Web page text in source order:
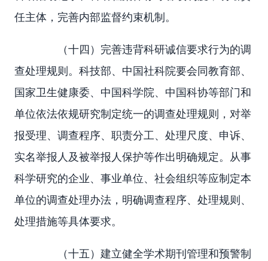
任主体，完善内部监督约束机制。
（十四）完善违背科研诚信要求行为的调
查处理规则。科技部、中国社科院要会同教育部、
国家卫生健康委、中国科学院、中国科协等部门和
单位依法依规研究制定统一的调查处理规则，对举
报受理、调查程序、职责分工、处理尺度、申诉、
实名举报人及被举报人保护等作出明确规定。从事
科学研究的企业、事业单位、社会组织等应制定本
单位的调查处理办法，明确调查程序、处理规则、
处理措施等具体要求。
（十五）建立健全学术期刊管理和预警制